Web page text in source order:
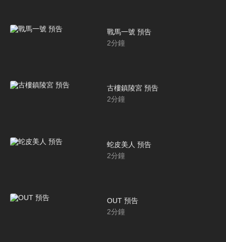
戰馬一號 預告
2分鐘
古樓鎮陵宮 預告
2分鐘
蛇皮美人 預告
2分鐘
OUT 預告
2分鐘